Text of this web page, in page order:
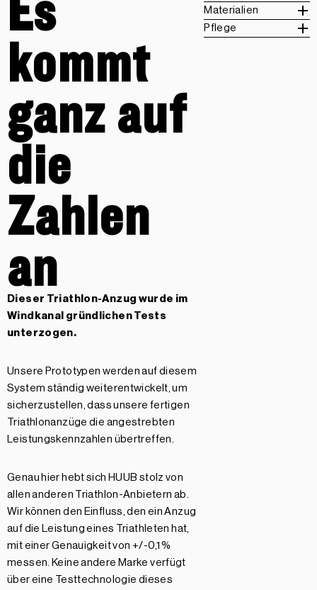
kommt
ganz auf
die
Zahlen
an
Dieser Triathlon-Anzug wurde im
Windkanal gründlichen Tests
unterzogen.
Unsere Prototypen werden auf diesem
System ständig weiterentwickelt, um
sicherzustellen, dass unsere fertigen
Triathlonanzüge die angestrebten
Leistungskennzahlen übertreffen.
Genau hier hebt sich HUUB stolz von
allen anderen Triathlon-Anbietern ab.
Wir können den Einfluss, den ein Anzug
auf die Leistung eines Triathleten hat,
mit einer Genauigkeit von +/-0,1 %
messen. Keine andere Marke verfügt
über eine Testtechnologie dieses
Materialien
Pflege